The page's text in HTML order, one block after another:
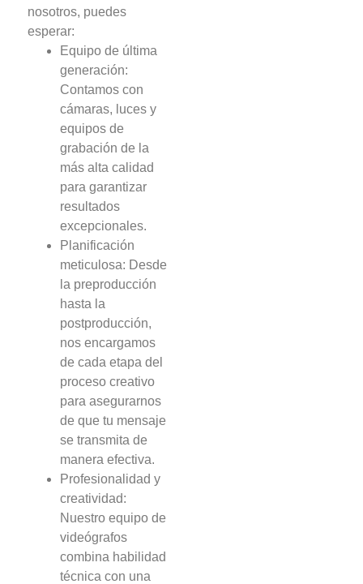
nosotros, puedes
esperar:
Equipo de última
generación:
Contamos con
cámaras, luces y
equipos de
grabación de la
más alta calidad
para garantizar
resultados
excepcionales.
Planificación
meticulosa: Desde
la preproducción
hasta la
postproducción,
nos encargamos
de cada etapa del
proceso creativo
para asegurarnos
de que tu mensaje
se transmita de
manera efectiva.
Profesionalidad y
creatividad:
Nuestro equipo de
videógrafos
combina habilidad
técnica con una